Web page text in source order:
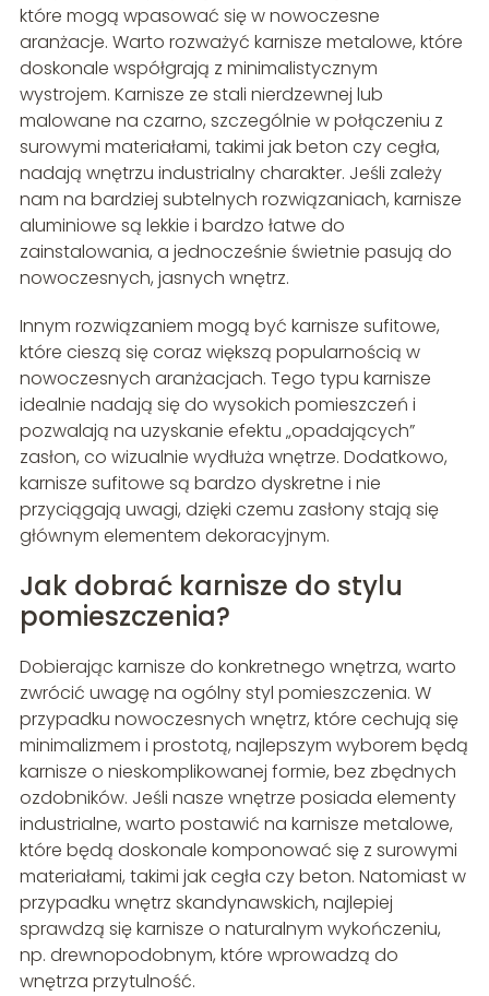
które mogą wpasować się w nowoczesne
aranżacje. Warto rozważyć karnisze metalowe, które
doskonale współgrają z minimalistycznym
wystrojem. Karnisze ze stali nierdzewnej lub
malowane na czarno, szczególnie w połączeniu z
surowymi materiałami, takimi jak beton czy cegła,
nadają wnętrzu industrialny charakter. Jeśli zależy
nam na bardziej subtelnych rozwiązaniach, karnisze
aluminiowe są lekkie i bardzo łatwe do
zainstalowania, a jednocześnie świetnie pasują do
nowoczesnych, jasnych wnętrz.
Innym rozwiązaniem mogą być karnisze sufitowe,
które cieszą się coraz większą popularnością w
nowoczesnych aranżacjach. Tego typu karnisze
idealnie nadają się do wysokich pomieszczeń i
pozwalają na uzyskanie efektu „opadających”
zasłon, co wizualnie wydłuża wnętrze. Dodatkowo,
karnisze sufitowe są bardzo dyskretne i nie
przyciągają uwagi, dzięki czemu zasłony stają się
głównym elementem dekoracyjnym.
Jak dobrać karnisze do stylu
pomieszczenia?
Dobierając karnisze do konkretnego wnętrza, warto
zwrócić uwagę na ogólny styl pomieszczenia. W
przypadku nowoczesnych wnętrz, które cechują się
minimalizmem i prostotą, najlepszym wyborem będą
karnisze o nieskomplikowanej formie, bez zbędnych
ozdobników. Jeśli nasze wnętrze posiada elementy
industrialne, warto postawić na karnisze metalowe,
które będą doskonale komponować się z surowymi
materiałami, takimi jak cegła czy beton. Natomiast w
przypadku wnętrz skandynawskich, najlepiej
sprawdzą się karnisze o naturalnym wykończeniu,
np. drewnopodobnym, które wprowadzą do
wnętrza przytulność.